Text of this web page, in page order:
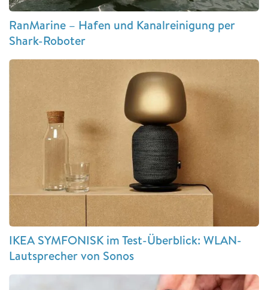
RanMarine – Hafen und Kanalreinigung per
Shark-Roboter
IKEA SYMFONISK im Test-Überblick: WLAN-
Lautsprecher von Sonos